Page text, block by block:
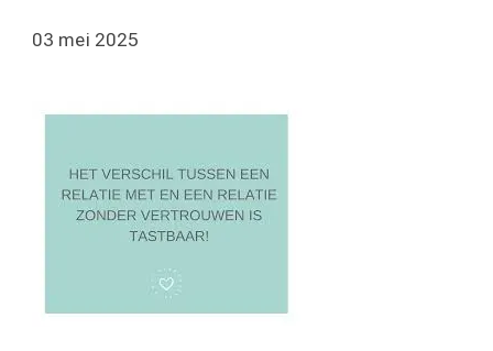
03 mei 2025